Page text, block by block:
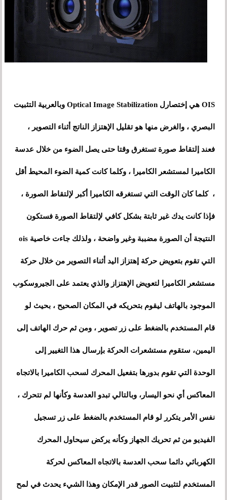
OIS هي إختصارل Optical Image Stabilization وبالعربية التثبيت
البصري،والغرض منها هو تقليل الإهتزاز الناتج أثناء التصوير،
فعند إلتقاط صورة تستغرق وقتا حتى يصل الضوء من خلال عدسة
الكاميرا لمستشعر الكاميرا،وكلما كانت كمية الضوء المحيط أقل
، كلما كان الوقت التي تستغرقه الكاميرا أكبر لإلتقاط الصورة ،
فإذا كانت يدك غير ثابتة بشكل كافي لإلتقاط الصورة فستكون
النتيجة أن الصورة مضببة وغير واضحة، ولذلك جاءت خاصية ois
التي تقوم بتعويض حركة إهتزاز اليد أثناء التصوير من خلال حركة
مستشعر الكاميرا لتعويض الإهتزاز والذي يعتمد على الجيروسكوب
الموجود بالهاتف ليقوم بتحريكه في المكان الصحيح،بحيث لو
قام المستخدم بالضغط على زر تصوير،ومن ثم حرك الهاتف إلى
اليمين، ستقوم مستشعرات الحركة بإرسال هذا التغيير إلى
الوحدة التي تقوم بدورها بتفعيل المحرك لسحب الكاميرا بالاتجاه
المعاكس أي نحو اليسار، وبالتالي تبدو العدسة وكأنها لم تتحرك ،
نفس الأمر يتكرر لو قام المستخدم بالضغط على زر تسجيل
الفيديو من ثم تحريك الجهاز وكأنه يركض سيحاول المحرك
الكهربائي دائما سحب العدسة بالاتجاه المعاكس لحركة
المستخدم لتثبيت الصور قدر الإمكان وهذا الشيء يحدث في لمح